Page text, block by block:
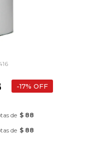
17
de $ 88
de $ 88